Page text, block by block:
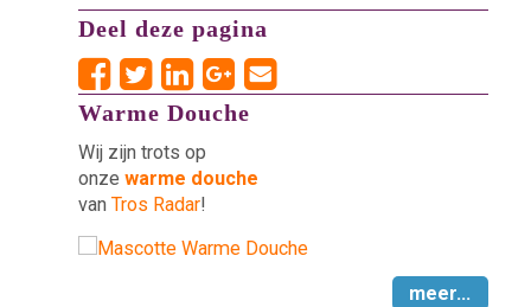
Deel deze pagina
Warme Douche
Wij zijn trots op
onze warme douche
van Tros Radar!
meer...